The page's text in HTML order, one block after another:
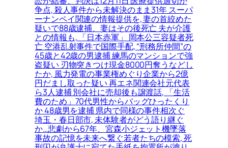
争点, 殺人事件から未解決のまま31年 スーパ
ーナンペイ関連の情報提供を, 妻の首絞めた
疑いで88歳逮捕、妻はその後死亡 夫が介護
との情報も, 「日本赤軍」 岡本公三容疑者死
亡 空港乱射事件で国際手配, “刑務所仲間”の
45歳と42歳の男逮捕 練馬のマンションで強
盗疑い 刃物突きつけ現金8000円奪うなどし
たか, 風力発電の事業権めぐり企業から2億
円だまし取った疑い 再エネ関連会社元代表
ら3人逮捕 別会社に売却後も譲渡話, 「生活
費のため」70代男性からバッグひったくり
か 48歳男を逮捕 県内で同様の事件相次ぐ
埼玉・春日部市, 未体験者がどう語り継ぐ
か…悲劇から67年、宮森小ジェット機墜落
事故の記憶を未来へ繋ぐ若者たちの模索, 死